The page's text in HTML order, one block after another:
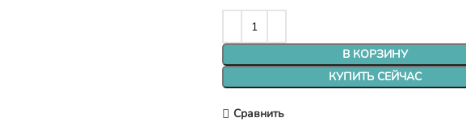
В КОРЗИНУ
КУПИТЬ СЕЙЧАС
Сравнить